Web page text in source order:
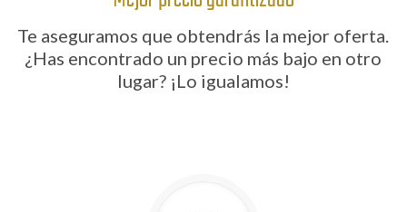
Te aseguramos que obtendrás la mejor oferta.
¿Has encontrado un precio más bajo en otro
lugar? ¡Lo igualamos!